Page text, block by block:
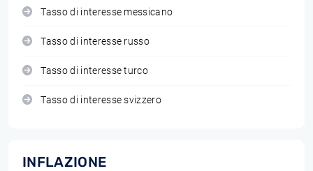
Tasso di interesse messicano
Tasso di interesse russo
Tasso di interesse turco
Tasso di interesse svizzero
INFLAZIONE